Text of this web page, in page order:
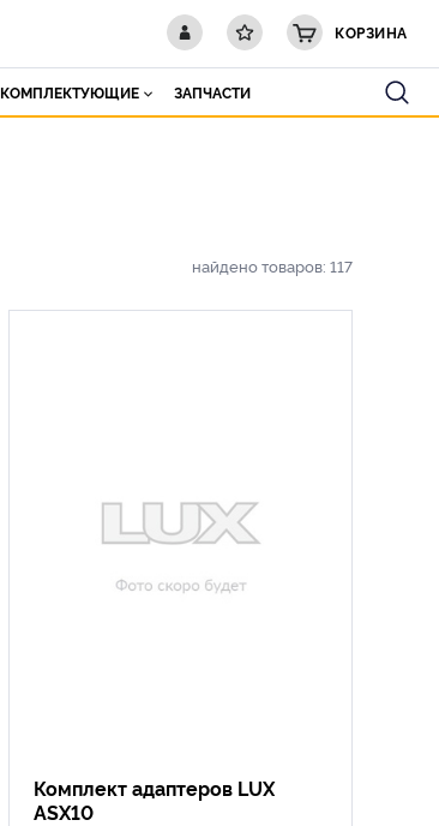
КОРЗИНА
КОМПЛЕКТУЮЩИЕ ЗАПЧАСТИ
найдено товаров: 117
Комплект адаптеров LUX
ASX10